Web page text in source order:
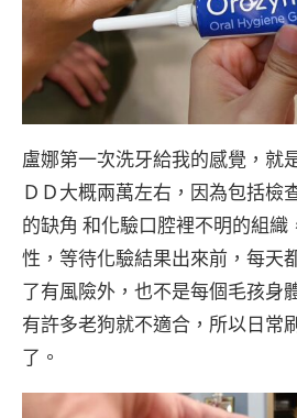
盧娜第一次洗牙給我的感覺，就
ＤＤ大概兩萬左右，因為包括檢
的缺角 和化驗口腔裡不明的組織
性，等待化驗結果出來前，每天
了有風險外，也不是每個毛孩身
有許多老狗就不適合，所以日常
了。